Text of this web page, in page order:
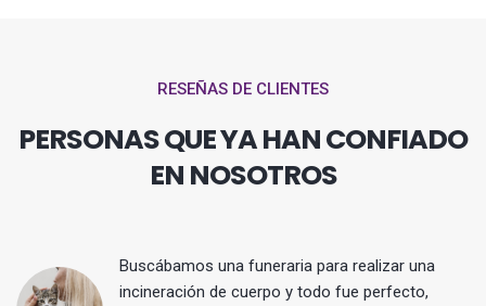
RESEÑAS DE CLIENTES
PERSONAS QUE YA HAN CONFIADO
EN NOSOTROS
Buscábamos una funeraria para realizar una
incineración de cuerpo y todo fue perfecto,